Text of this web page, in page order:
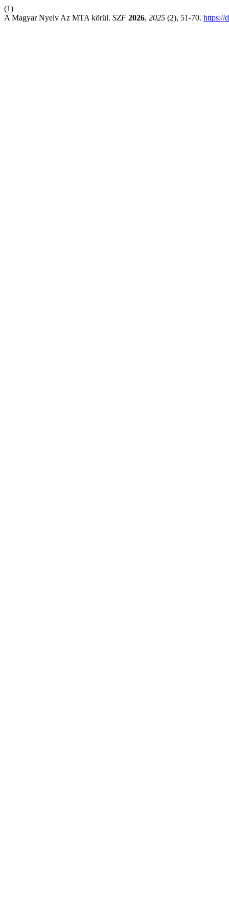
(1)
A Magyar Nyelv Az MTA körül. SZF 2026, 2025 (2), 51-70. https://